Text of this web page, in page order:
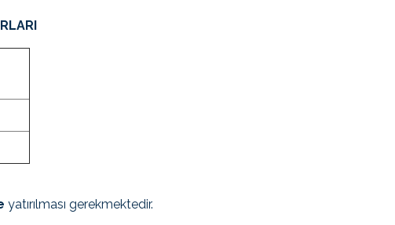
yatırılması gerekmektedir.